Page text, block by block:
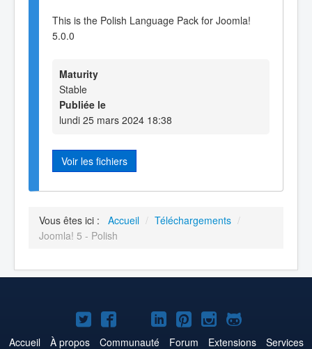
This is the Polish Language Pack for Joomla!
5.0.0
Maturity
Stable
Publiée le
lundi 25 mars 2024 18:38
Voir les fichiers
Vous êtes ici : Accueil / Téléchargements /
Joomla! 5 - Polish
Joomla!
sur
Joomla!
sur
Joomla!
sur
Joomla!
sur
Joomla!
sur
Joomla!
sur
Joomla!
sur
Accueil À propos Communauté Forum Extensions Services